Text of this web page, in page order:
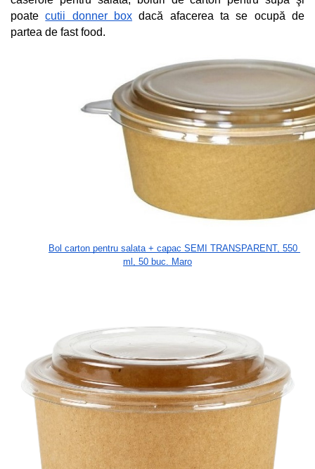
poate cutii donner box dacă afacerea ta se ocupă de
partea de fast food.
Bol carton pentru salata + capac SEMI TRANSPARENT, 550
ml, 50 buc. Maro